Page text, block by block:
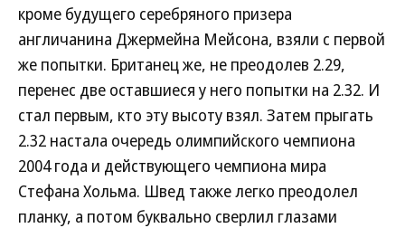
кроме будущего серебряного призера
англичанина Джермейна Мейсона, взяли с первой
же попытки. Британец же, не преодолев 2.29,
перенес две оставшиеся у него попытки на 2.32. И
стал первым, кто эту высоту взял. Затем прыгать
2.32 настала очередь олимпийского чемпиона
2004 года и действующего чемпиона мира
Стефана Хольма. Швед также легко преодолел
планку, а потом буквально сверлил глазами